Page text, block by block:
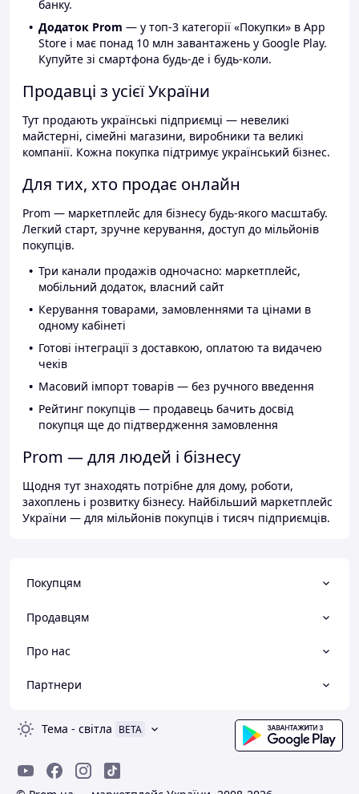
банку.
Додаток Prom — у топ-3 категорії «Покупки» в App
Store і має понад 10 млн завантажень у Google Play.
Купуйте зі смартфона будь-де і будь-коли.
Продавці з усієї України
Тут продають українські підприємці — невеликі
майстерні, сімейні магазини, виробники та великі
компанії. Кожна покупка підтримує український бізнес.
Для тих, хто продає онлайн
Prom — маркетплейс для бізнесу будь-якого масштабу.
Легкий старт, зручне керування, доступ до мільйонів
покупців.
Три канали продажів одночасно: маркетплейс,
мобільний додаток, власний сайт
Керування товарами, замовленнями та цінами в
одному кабінеті
Готові інтеграції з доставкою, оплатою та видачею
чеків
Масовий імпорт товарів — без ручного введення
Рейтинг покупців — продавець бачить досвід
покупця ще до підтвердження замовлення
Prom — для людей і бізнесу
Щодня тут знаходять потрібне для дому, роботи,
захоплень і розвитку бізнесу. Найбільший маркетплейс
України — для мільйонів покупців і тисяч підприємців.
Покупцям
Продавцям
Про нас
Партнери
Тема - світла BETA